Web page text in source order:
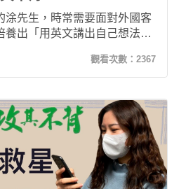
涂先生，時常需要面對外國客
養出「用英文講出自己想法」
到他在網路上找到了希平方，
規劃，涂先生在工時長、個人
。你一定不能不知道的學英文
用更好的英文能力加強自身競
觀看次數： 2367